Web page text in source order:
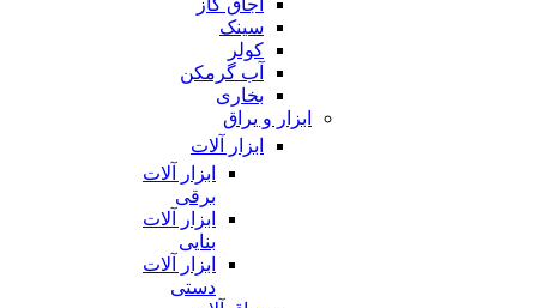
اجاق گاز
سینک
کولر
آب گرمکن
بخاری
ابزار و یراق
ابزار آلات
ابزار آلات
برقی
ابزار آلات
بنایی
ابزار آلات
دستی